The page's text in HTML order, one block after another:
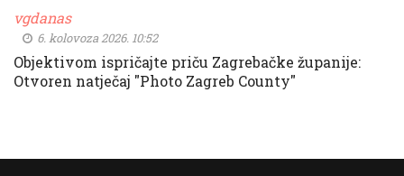
vgdanas
6. kolovoza 2026. 10:52
Objektivom ispričajte priču Zagrebačke županije:
Otvoren natječaj "Photo Zagreb County"